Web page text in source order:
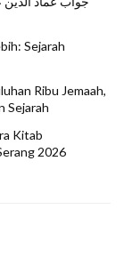
Sejarah
Ribu Jemaah,
Sejarah
Kitab
2026